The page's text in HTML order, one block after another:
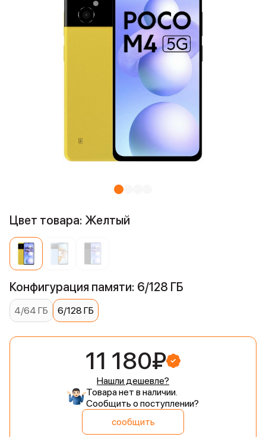
Цвет товара: Желтый
Конфигурация памяти: 6/128 ГБ
4/64 ГБ 6/128 ГБ
11 180₽
Нашли дешевле?
Товара нет в наличии.
Сообщить о поступлении?
сообщить